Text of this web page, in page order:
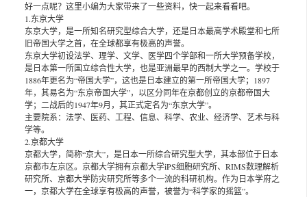
好一点呢？这里小编为大家带来了一些资料，快一起来看看吧。
1.东京大学
东京大学，是一所知名研究型综合大学，还是日本最高学术殿堂和七所
旧帝国大学之首，在全球都享有极高的声誉。
东京大学初设法学、理学、文学、医学四个学部和一所大学预备学校，
是日本第一所国立综合性大学，也是亚洲最早的西制大学之一。学校于
1886年更名为“帝国大学”，这也是日本建立的第一所帝国大学；1897
年，其易名为“东京帝国大学”，以区分同年在京都创立的京都帝国大
学；二战后的1947年9月，其正式定名为“东京大学”。
主要院系：法学、医药、工程、信息、科学、农业、经济学、艺术与科
学等。
2.京都大学
京都大学，简称“京大”，是日本一所综合研究型大学，其本部位于日本
京都市左京区。京都大学拥有京都大学iPS细胞研究所、RIMS数理解析
研究所、京都大学防灾研究所等多个一流的科研机构。作为日本学府之
一，京都大学在全球享有极高的声誉，被誉为“科学家的摇篮”。